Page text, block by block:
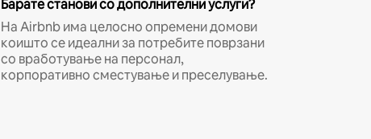
Барате станови со дополнителни услуги?
На Airbnb има целосно опремени домови
коишто се идеални за потребите поврзани
со вработување на персонал,
корпоративно сместување и преселување.